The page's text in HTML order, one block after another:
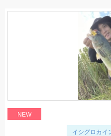
NEW
イシグロカイ